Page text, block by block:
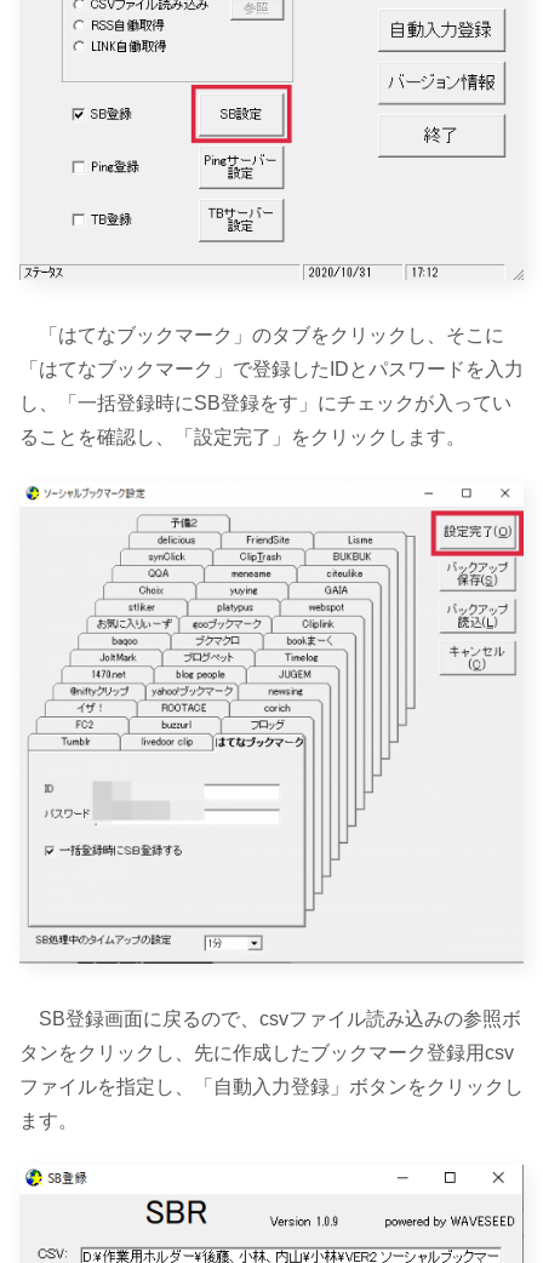
「はてなブックマーク」のタブをクリックし、そこに
「はてなブックマーク」で登録したIDとパスワードを入力
し、「一括登録時にSB登録をす」にチェックが入ってい
ることを確認し、「設定完了」をクリックします。
SB登録画面に戻るので、csvファイル読み込みの参照ボ
タンをクリックし、先に作成したブックマーク登録用csv
ファイルを指定し、「自動入力登録」ボタンをクリックし
ます。